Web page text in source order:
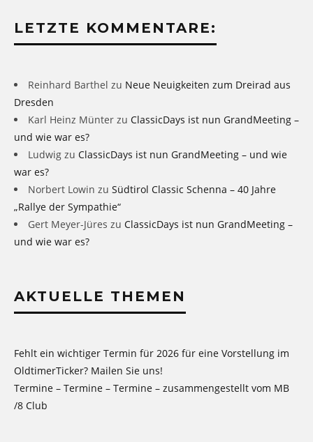
LETZTE KOMMENTARE:
Reinhard Barthel zu Neue Neuigkeiten zum Dreirad aus
Dresden
Karl Heinz Münter zu ClassicDays ist nun GrandMeeting –
und wie war es?
Ludwig zu ClassicDays ist nun GrandMeeting – und wie
war es?
Norbert Lowin zu Südtirol Classic Schenna – 40 Jahre
„Rallye der Sympathie“
Gert Meyer-Jüres zu ClassicDays ist nun GrandMeeting –
und wie war es?
AKTUELLE THEMEN
Fehlt ein wichtiger Termin für 2026 für eine Vorstellung im
OldtimerTicker? Mailen Sie uns!
Termine – Termine – Termine – zusammengestellt vom MB
/8 Club